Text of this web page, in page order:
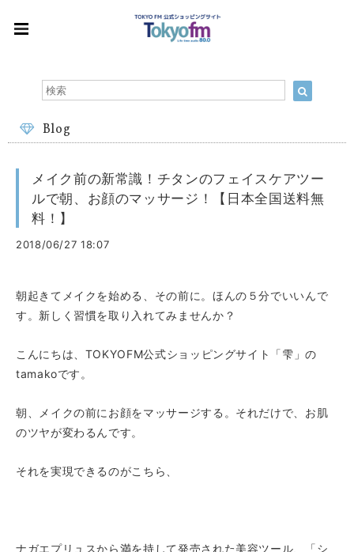
Blog
メイク前の新常識！チタンのフェイスケアツー
ルで朝、お顔のマッサージ！【日本全国送料無
料！】
2018/06/27 18:07
朝起きてメイクを始める、その前に。ほんの５分でいいんで
す。新しく習慣を取り入れてみませんか？
こんにちは、TOKYOFM公式ショッピングサイト「雫」の
tamakoです。
朝、メイクの前にお顔をマッサージする。それだけで、お肌
のツヤが変わるんです。
それを実現できるのがこちら、
ナガエプリュスから満を持して発売された美容ツール、
「シ